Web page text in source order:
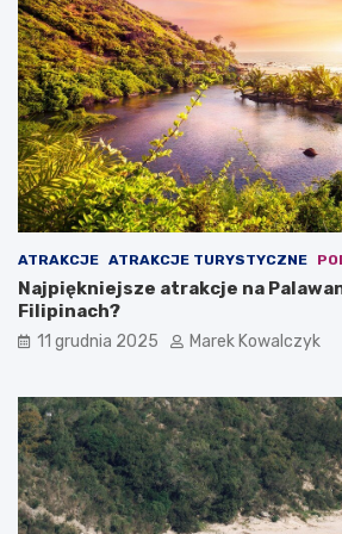
r
t
o
z
o
b
a
c
z
y
ć
?
i
w
P
o
l
s
c
e
ATRAKCJE ATRAKCJE TURYSTYCZNE
Najpiękniejsze atrakcje na
Filipinach?
11 grudnia 2025 Marek Kowalczyk